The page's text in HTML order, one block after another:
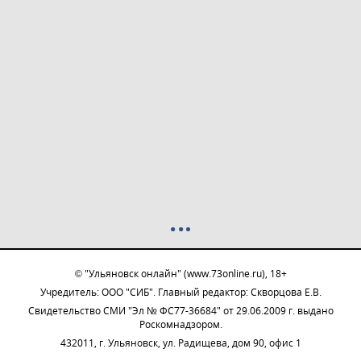
© "Ульяновск онлайн" (www.73online.ru), 18+
Учредитель: ООО "СИБ". Главный редактор: Скворцова Е.В.
Свидетельство СМИ "Эл № ФС77-36684" от 29.06.2009 г. выдано
Роскомнадзором.
432011, г. Ульяновск, ул. Радищева, дом 90, офис 1